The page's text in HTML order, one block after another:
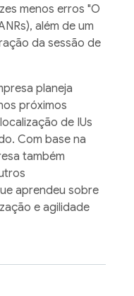
menos erros "O
além de um
da sessão de
planeja
próximos
de IUs
Com base na
também
aprendeu sobre
e agilidade